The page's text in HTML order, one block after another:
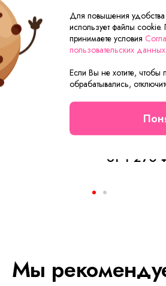
от 1 270
Мы
Для повышения удобства
использует файлы
принимаете условия
пользовательских данных
Если Вы не хотите, чтобы
обрабатывались,